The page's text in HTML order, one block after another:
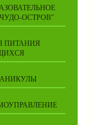
ОСТРОВ"
ПИТАНИЯ